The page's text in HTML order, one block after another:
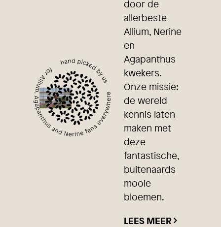
door de
allerbeste
Allium, Nerine
en
Agapanthus
kwekers.
Onze missie:
de wereld
kennis laten
maken met
deze
fantastische,
buitenaards
mooie
bloemen.
LEES MEER